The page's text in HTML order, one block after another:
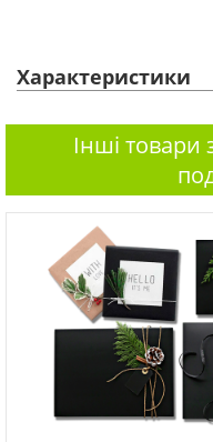
Характеристики
Інші товари